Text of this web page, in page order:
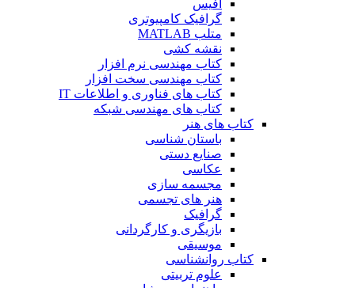
آفیس
گرافیک کامپیوتری
متلب MATLAB
نقشه کشی
کتاب مهندسی نرم افزار
کتاب مهندسی سخت افزار
کتاب های فناوری و اطلاعات IT
کتاب های مهندسی شبکه
کتاب های هنر
باستان شناسی
صنایع دستی
عکاسی
مجسمه سازی
هنر های تجسمی
گرافیک
بازیگری و کارگردانی
موسیقی
کتاب روانشناسی
علوم تربیتی